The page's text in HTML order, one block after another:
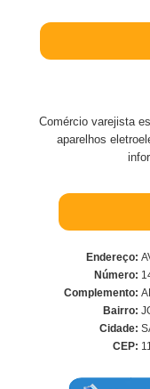
Comércio varejista
aparelhos
Endereço:
Número:
Complemento:
Bairro:
Cidade:
CEP: